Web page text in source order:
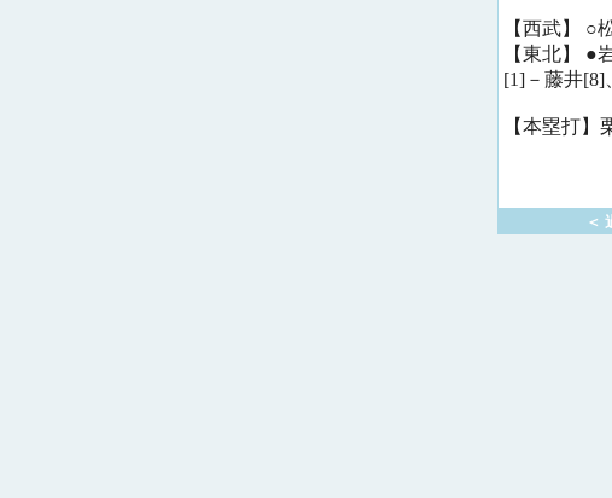
【西武】 ○
【東北】 ●
[1]－藤井[8]
【本塁打
＜